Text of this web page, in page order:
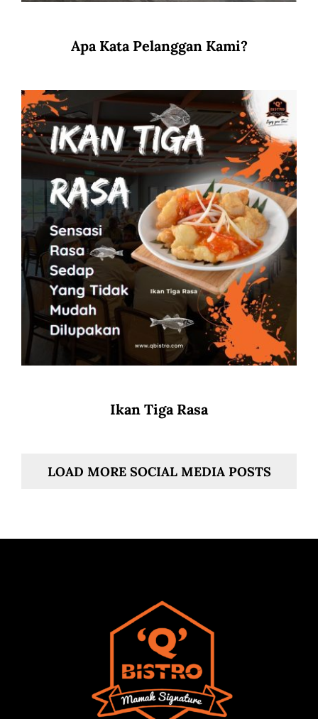
Apa Kata Pelanggan Kami?
Ikan Tiga Rasa
LOAD MORE SOCIAL MEDIA POSTS